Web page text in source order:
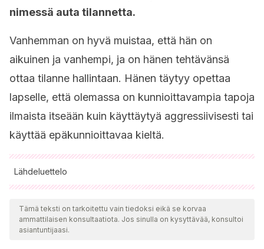
nimessä auta tilannetta.
Vanhemman on hyvä muistaa, että hän on
aikuinen ja vanhempi, ja on hänen tehtävänsä
ottaa tilanne hallintaan. Hänen täytyy opettaa
lapselle, että olemassa on kunnioittavampia tapoja
ilmaista itseään kuin käyttäytyä aggressiivisesti tai
käyttää epäkunnioittavaa kieltä.
Lähdeluettelo
Kaikki lainatut lähteet tarkistettiin perusteellisesti tiimimme
toimesta varmistaaksemme niiden laadun, luotettavuuden,
ajantasaisuuden ja pätevyyden. Tämän artikkelin bibliografia
Tämä teksti on tarkoitettu vain tiedoksi eikä se korvaa
ammattilaisen konsultaatiota. Jos sinulla on kysyttävää, konsultoi
asiantuntijaasi.